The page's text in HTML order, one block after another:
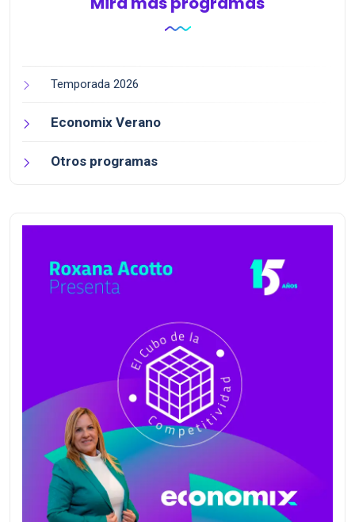
Temporada 2026
Economix Verano
Otros programas